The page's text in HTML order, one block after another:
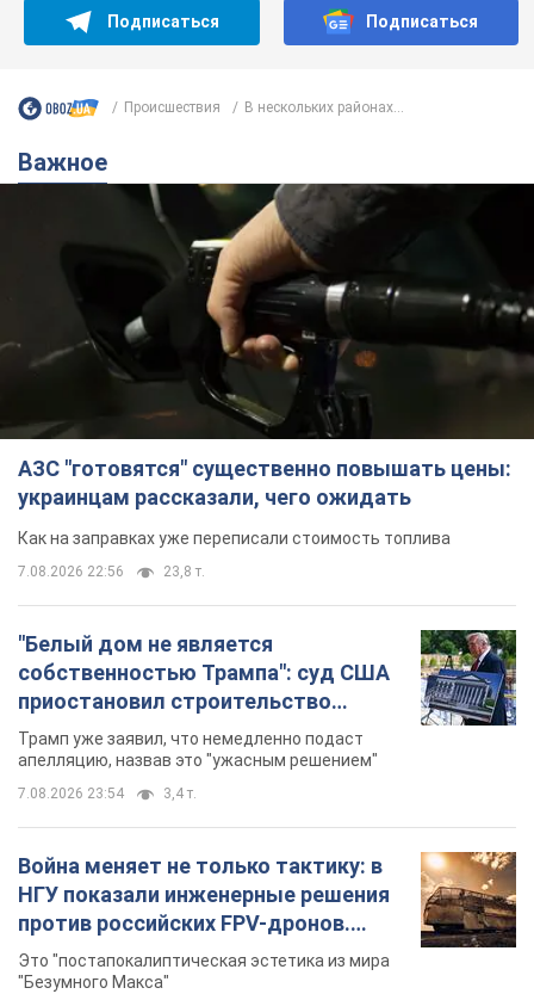
Подписаться Подписаться
Происшествия В нескольких районах...
Важное
АЗС "готовятся" существенно повышать цены:
украинцам рассказали, чего ожидать
Как на заправках уже переписали стоимость топлива
7.08.2026 22:56 23,8 т.
"Белый дом не является
собственностью Трампа": суд США
приостановил строительство
бального зала стоимостью 400 млн
долларов
Трамп уже заявил, что немедленно подаст
апелляцию, назвав это "ужасным решением"
7.08.2026 23:54 3,4 т.
Война меняет не только тактику: в
НГУ показали инженерные решения
против российских FPV-дронов.
Фото
Это "постапокалиптическая эстетика из мира
"Безумного Макса"